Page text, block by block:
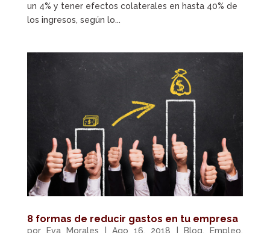
un 4% y tener efectos colaterales en hasta 40% de
los ingresos, según lo...
8 formas de reducir gastos en tu empresa
por Eva Morales Ago 16, 2018 Blog Empleo